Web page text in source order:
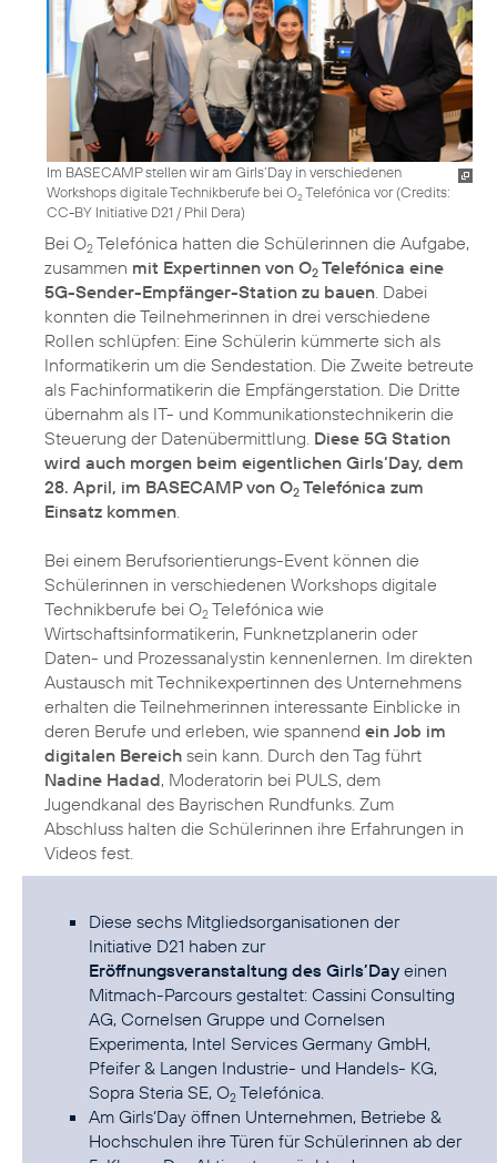
Im BASECAMP stellen wir am Girls’Day in verschiedenen
Workshops digitale Technikberufe bei O2Telefónica vor (Credits:
CC-BY Initiative D21 / Phil Dera)
Bei O2 Telefónica hatten die Schülerinnen die Aufgabe,
zusammen mit Expertinnen von O2 Telefónica eine
5G-Sender-Empfänger-Station zu bauen . Dabei
konnten die Teilnehmerinnen in drei verschiedene
Rollen schlüpfen: Eine Schülerin kümmerte sich als
Informatikerin um die Sendestation. Die Zweite betreute
als Fachinformatikerin die Empfängerstation. Die Dritte
übernahm als IT- und Kommunikationstechnikerin die
Steuerung der Datenübermittlung. Diese 5G Station
wird auch morgen beim eigentlichen Girls‘Day, dem
28. April, im BASECAMP von O2 Telefónica zum
Einsatz kommen
Bei einem Berufsorientierungs-Event können die
Schülerinnen in verschiedenen Workshops digitale
Technikberufe bei O2 Telefónica wie
Wirtschaftsinformatikerin, Funknetzplanerin oder
Daten- und Prozessanalystin kennenlernen. Im direkten
Austausch mit Technikexpertinnen des Unternehmens
erhalten die Teilnehmerinnen interessante Einblicke in
deren Berufe und erleben, wie spannend ein Job im
digitalen Bereich sein kann. Durch den Tag führt
Nadine Hadad, Moderatorin bei PULS, dem
Jugendkanal des Bayrischen Rundfunks. Zum
Abschluss halten die Schülerinnen ihre Erfahrungen in
Videos fest.
Diese sechs Mitgliedsorganisationen der
Initiative D21 haben zur
Eröffnungsveranstaltung des Girls’Day einen
Mitmach-Parcours gestaltet: Cassini Consulting
AG, Cornelsen Gruppe und Cornelsen
Experimenta, Intel Services Germany GmbH,
Pfeifer & Langen Industrie- und Handels- KG,
Sopra Steria SE, O2 Telefónica.
Am Girls‘Day öffnen Unternehmen, Betriebe &
Hochschulen ihre Türen für Schülerinnen ab der